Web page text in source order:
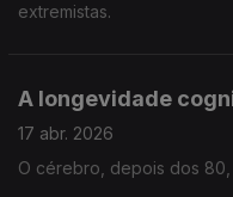
extremistas.
A longevidade
17 abr. 2026
O cérebro, depois dos